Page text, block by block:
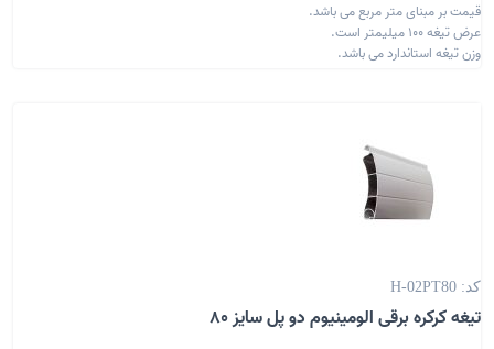
قیمت بر مبنای متر مربع می باشد.
عرض تیغه 100 میلیمتر است.
وزن تیغه استاندارد می باشد.
کد: H-02PT80
تیغه کرکره برقی الومینیوم دو پل سایز 80